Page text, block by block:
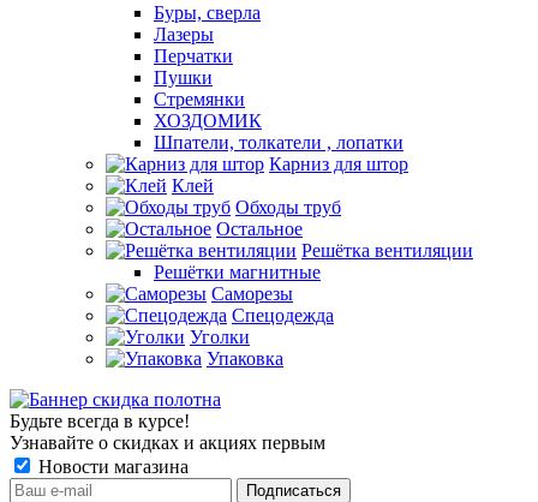
Буры, сверла
Лазеры
Перчатки
Пушки
Стремянки
ХОЗДОМИК
Шпатели, толкатели , лопатки
Карниз для штор
Клей
Обходы труб
Остальное
Решётка вентиляции
Решётки магнитные
Саморезы
Спецодежда
Уголки
Упаковка
Будьте всегда в курсе!
Узнавайте о скидках и акциях первым
Новости магазина